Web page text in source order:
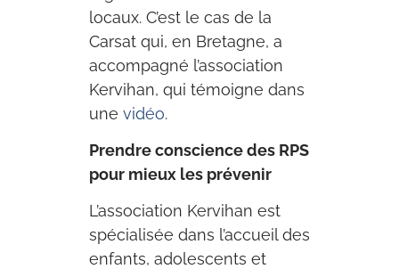
locaux. C’est le cas de la
Carsat qui, en Bretagne, a
accompagné l’association
Kervihan, qui témoigne dans
une vidéo.
Prendre conscience des RPS
pour mieux les prévenir
L’association Kervihan est
spécialisée dans l’accueil des
enfants, adolescents et